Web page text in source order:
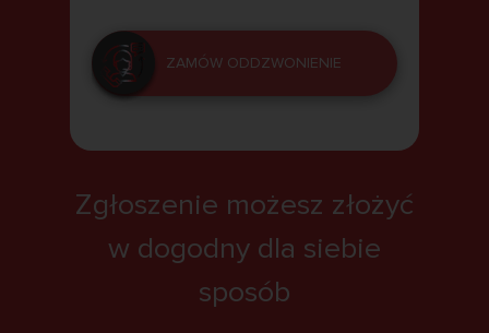
ZAMÓW ODDZWONIENIE
Zgłoszenie możesz złożyć
w dogodny dla siebie
sposób